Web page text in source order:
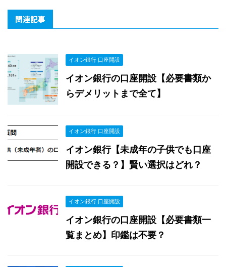
関連記事
イオン銀行 口座開設
イオン銀行の口座開設【必要書類か
らデメリットまで全て】
イオン銀行 口座開設
イオン銀行【未成年の子供でも口座
開設できる？】賢い選択はどれ？
イオン銀行 口座開設
イオン銀行の口座開設【必要書類一
覧まとめ】印鑑は不要？